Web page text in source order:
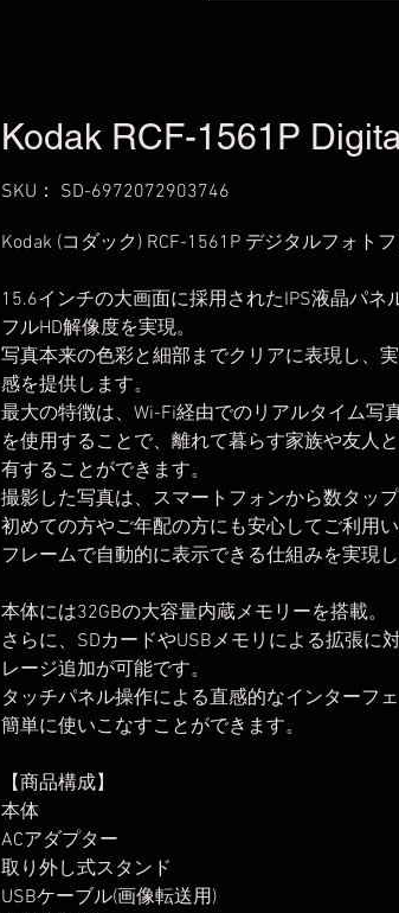
Kodak RCF-1561P
SKU： SD-6972072903746
Kodak (コダック) RCF-1561P デジタルフォト
15.6インチの大画面に採用されたIPS液晶パ
フルHD解像度を実現。
写真本来の色彩と細部までクリアに表現し、
感を提供します。
最大の特徴は、Wi-Fi経由でのリアルタイム写
を使用することで、離れて暮らす家族や友人
有することができます。
撮影した写真は、スマートフォンから数タッ
初めての方やご年配の方にも安心してご利用
フレームで自動的に表示できる仕組みを実現し
本体には32GBの大容量内蔵メモリーを搭載。
さらに、SDカードやUSBメモリによる拡張に
レージ追加が可能です。
タッチパネル操作による直感的なインターフ
簡単に使いこなすことができます。
【商品構成】
本体
ACアダプター
取り外し式スタンド
USBケーブル(画像転送用)